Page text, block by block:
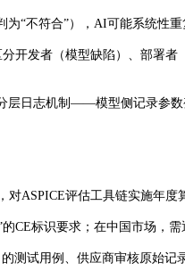
“不符合”），AI可能系统性
开发者（模型缺陷）、部署
日志机制——模型侧记录参
ASPICE评估工具链实施年
CE标识要求；在中国市场，
试用例、供应商审核原始记